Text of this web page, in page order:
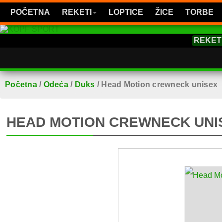
POČETNA REKETI LOPTICE ŽICE TORBE
Početna/ Odeća/ Duks / Head Motion crewneck unisex
HEAD MOTION CREWNECK